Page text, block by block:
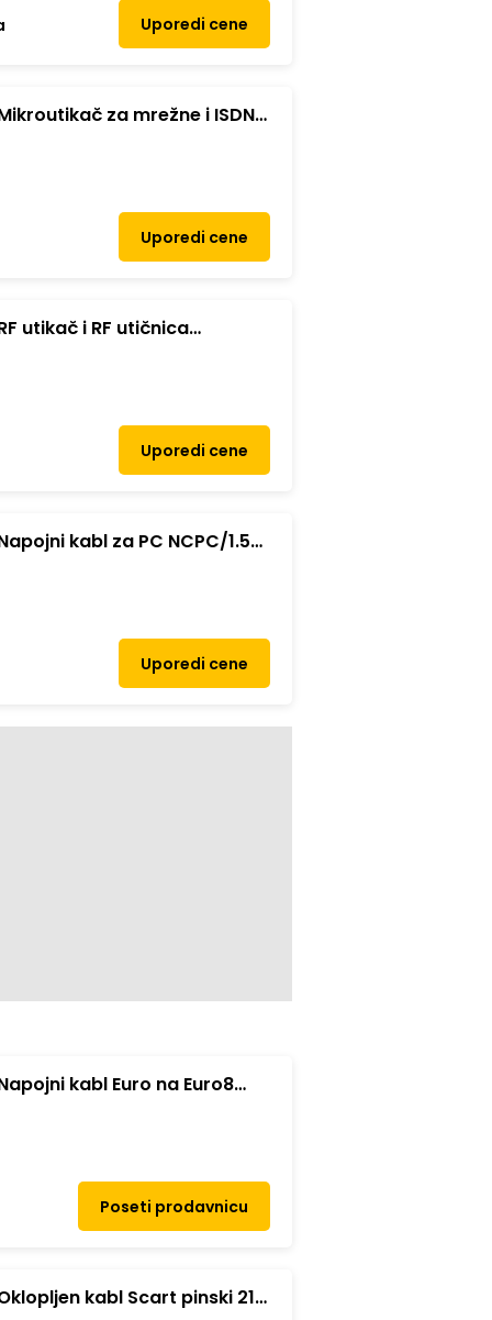
Uporedi cene
Mikroutikač za mrežne i ISDN
Uporedi cene
RF utikač i RF utičnica
Uporedi cene
Napojni kabl za PC NCPC/1.5
Uporedi cene
Napojni kabl Euro na Euro8
Poseti prodavnicu
Oklopljen kabl Scart pinski 21